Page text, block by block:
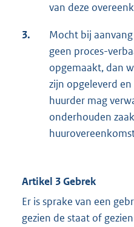
van deze
3.
Mocht bij
geen proces-
opgemaakt, dan
zijn opgeleverd
huurder mag
onderhouden
Artikel 3 Gebrek
Er is sprake van een
gezien de staat of